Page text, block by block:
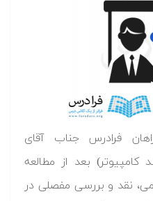
فرادرس جناب آقای
بعد از مطالعه
نقد و بررسی مفصلی در